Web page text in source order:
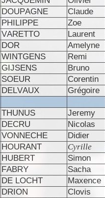
DOUPAGNE Claude
PHILIPPE Zoe
VARETTO Laurent
DOR Amelyne
WINTGENS Remi
GIJSENS Bruno
SOEUR Corentin
DELVAUX Grégoire
THUNUS Jeremy
DECRU Nicolas
VONNECHE Didier
HOURANT Cyrille
HUBERT Simon
FABRY Sacha
DE LOCHT Maxence
DRION Clovis